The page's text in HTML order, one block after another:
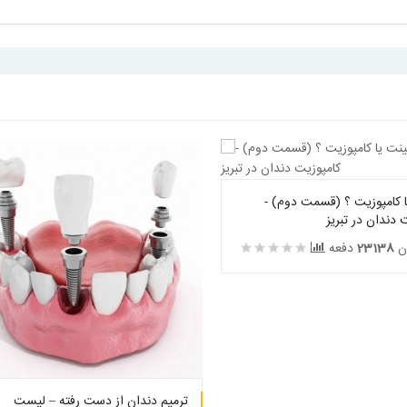
ترمیم دندان از دست رفته – لیست
کامپوزیت ؟ (قسمت دوم) -
دندان در تبریز
23138دفعه 1
2
3
4
5